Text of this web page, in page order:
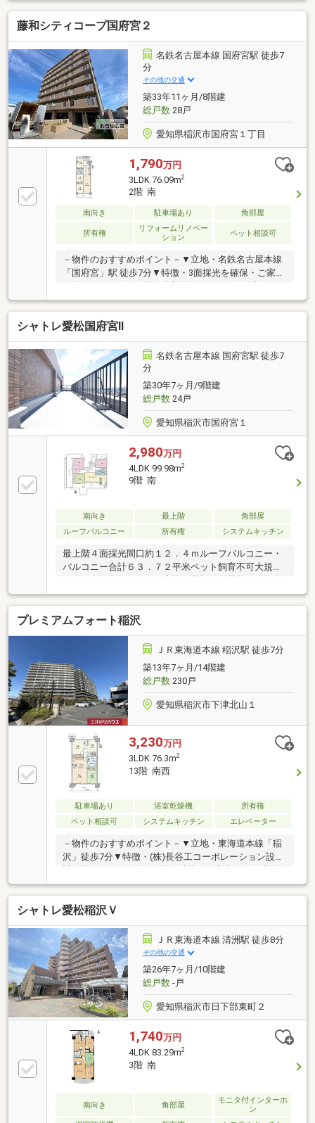
わせ受け付けます！ご契約者様へプレゼント！マット
レス、エアコン、TV、食洗機、冷蔵庫、洗濯機、掃除
機の中からお選び頂けます。(景品法規約上限内商品）
プレゼント情報見ましたとお伝え下さい♪
藤和シティコープ国府宮２
名鉄名古屋本線 国府宮駅 徒歩7
分
その他の交通
築33年11ヶ月/8階建
総戸数28戸
愛知県稲沢市国府宮１丁目
1,790万円
3LDK 76.09m2
2階 南
南向き 駐車場あり 角部屋
所有権
リフォームリノベー
ション
ペット相談可
－物件のおすすめポイント－▼立地・名鉄名古屋本線
「国府宮」駅 徒歩7分▼特徴・3面採光を確保・ご家族
2WAY仕様・浴室は自然換気が可能な窓付き・各洋
室・玄関ホールに収納を設置▼2025年10月室内リフォ
ーム内容【交換】キッチン、UB、洗面化粧台、トイ
レ、建具 等【貼替】クロス、床▼周辺環境・スーパー
「カネスエ国府宮店」徒歩6分(約470m)・国府宮ふれ
あい公園 徒歩2分(約110m)■ ご希望の住まい探しをお
手伝いします ━━━━━・・・物件の詳細・ご相談は
お気軽にお問い合わせください。
シャトレ愛松国府宮Ⅱ
名鉄名古屋本線 国府宮駅 徒歩7
分
築30年7ヶ月/9階建
総戸数24戸
愛知県稲沢市国府宮１
2,980万円
4LDK 99.98m2
9階 南
南向き 最上階
角部屋
ルーフバルコニー
所有権 システムキッチン
最上階４面採光間口約１２．４ｍルーフバルコニー・
バルコニー合計６３．７２平米ペット飼育不可大規模
５月管理会社ヒアリング）
プレミアムフォート稲沢
ＪＲ東海道本線 稲沢駅 徒歩7分
築13年7ヶ月/14階建
総戸数230戸
愛知県稲沢市下津北山１
3,230万円
3LDK 76.3m2
13階 南西
駐車場あり 浴室乾燥機
所有権
ペット相談可
システムキッチン エレベーター
－物件のおすすめポイント－▼立地・東海道本線「稲
沢」徒歩7分▼特徴・(株)長谷工コーポレーション設
も可・会話が弾む対面式キッチン、パントリー付・ウ
ォークスルーファミリークロークなど、全居室・廊下
に収納有・南西向きバルコニー・駐車場1区画使用権
有(有償／車種による)▼設備・食洗機／ディスポーザ
ー・浴室乾燥機・専用トランクルーム・宅配ボックス
▼周辺環境・リーフウォーク稲沢 徒歩4分(約320m)■
ご希望の住まい探しをお手伝いします
━━━━━・・・物件の詳細・ご相談はお気軽にお問
い合わせください。
シャトレ愛松稲沢Ｖ
ＪＲ東海道本線 清洲駅 徒歩8分
その他の交通
築26年7ヶ月/10階建
総戸数-戸
愛知県稲沢市日下部東町２
1,740万円
4LDK 83.29m2
3階 南
南向き 角部屋
モニタ付インターホ
ン